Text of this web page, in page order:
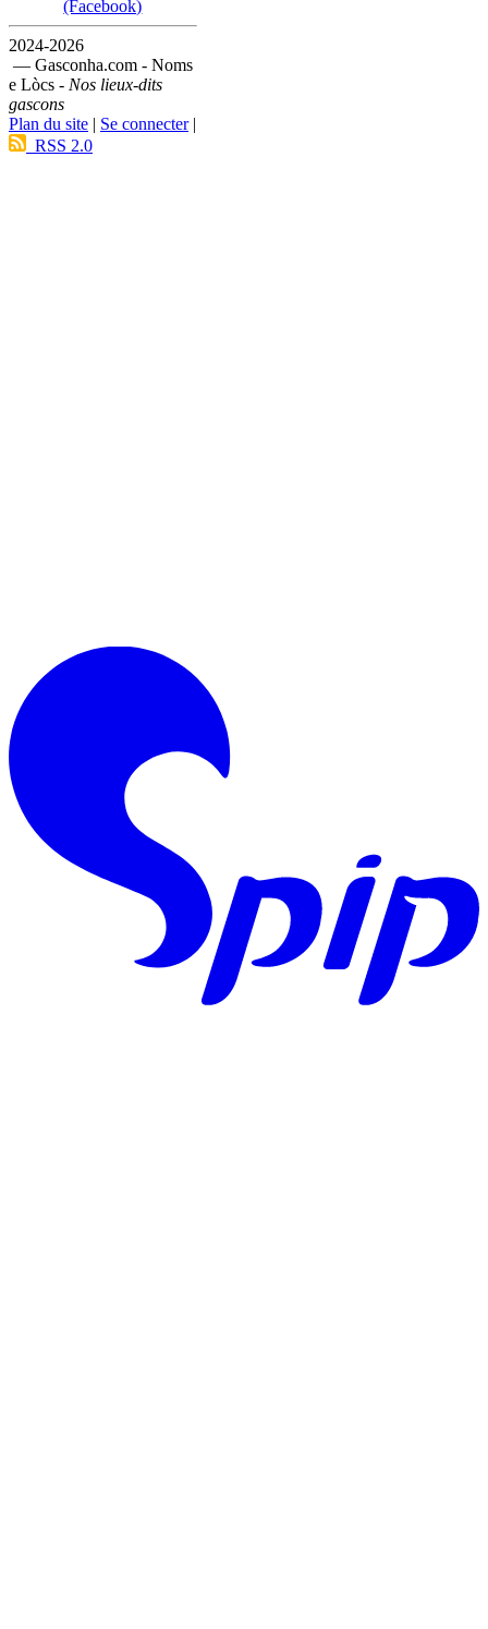
(Facebook)
2024-2026
— Gasconha.com - Noms
e Lòcs - Nos lieux-dits
gascons
Plan du site | Se connecter|
RSS 2.0